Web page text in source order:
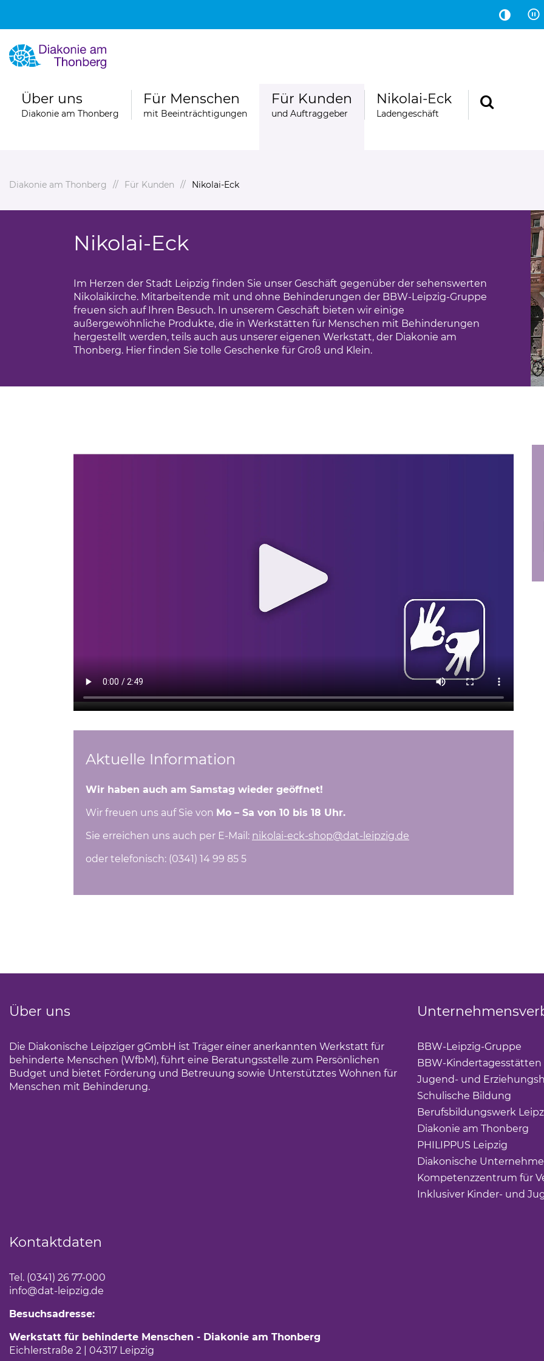
Über uns
Diakonie am Thonberg
Für Menschen
mit Beeinträchtigungen
Für Kunden
und Auftraggeber
Nikolai-Eck
Ladengeschäft
Diakonie am Thonberg Für Kunden Nikolai-Eck
Nikolai-Eck
Im Herzen der Stadt Leipzig finden Sie unser Geschäft gegenüber der sehenswerten
Nikolaikirche. Mitarbeitende mit und ohne Behinderungen der BBW-Leipzig-Gruppe
freuen sich auf Ihren Besuch. In unserem Geschäft bieten wir einige
außergewöhnliche Produkte, die in Werkstätten für Menschen mit Behinderungen
hergestellt werden, teils auch aus unserer eigenen Werkstatt, der Diakonie am
Thonberg. Hier finden Sie tolle Geschenke für Groß und Klein.
Aktuelle Information
Wir haben auch am Samstag wieder geöffnet!
Wir freuen uns auf Sie von Mo – Sa von 10 bis 18 Uhr.
Sie erreichen uns auch per E-Mail: nikolai-eck-shop@dat-leipzig.de
oder telefonisch: (0341) 14 99 85 5
Über uns
Die Diakonische Leipziger gGmbH ist Träger einer anerkannten Werkstatt für
behinderte Menschen (WfbM), führt eine Beratungsstelle zum Persönlichen
Budget und bietet Förderung und Betreuung sowie Unterstütztes Wohnen für
Menschen mit Behinderung.
BBW-Leipzig-Gruppe
BBW-Kindertagesstätten
Jugend- und
Schulische Bildung
Berufsbildungswerk
Diakonie am Thonberg
PHILIPPUS Leipzig
Diakonische
Kompetenzzentrum für
Inklusiver Kinder- und
Kontaktdaten
Tel. (0341) 26 77-000
info@dat-leipzig.de
Besuchsadresse:
Werkstatt für behinderte Menschen - Diakonie am Thonberg
Eichlerstraße 2 | 04317 Leipzig